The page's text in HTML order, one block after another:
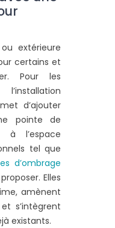
extérieure
certains et
Pour les
d’ajouter
pointe de
l’espace
tel que
d’ombrage
Elles
amènent
s’intègrent
existants.